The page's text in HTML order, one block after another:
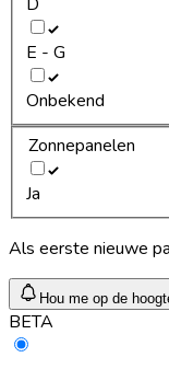
E - G
Onbekend
Zonnepanelen
Ja
Als eerste nieuwe
Hou me op de
BETA